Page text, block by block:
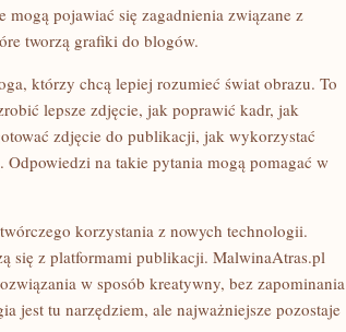
pojawiać się zagadnienia związane z
tworzą grafiki do blogów.
którzy chcą lepiej rozumieć świat obrazu. To
lepsze zdjęcie, jak poprawić kadr, jak
zdjęcie do publikacji, jak wykorzystać
na takie pytania mogą pomagać w
korzystania z nowych technologii.
się z platformami publikacji. MalwinaAtras.pl
w sposób kreatywny, bez zapominania
jest tu narzędziem, ale najważniejsze pozostaje